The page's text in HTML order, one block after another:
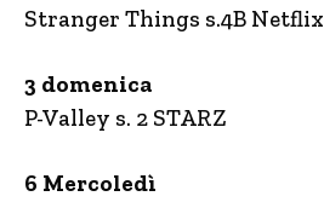
Stranger Things s.4B Netflix
3 domenica
P-Valley s. 2 STARZ
6 Mercoledì